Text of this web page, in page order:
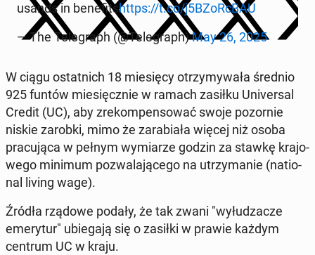
usands in be­ne­fitshttps://t.co/j5BZoRc­BAU
— The Te­le­graph (@Te­le­graph)May 26, 2025
W ciągu ostat­nich 18 mie­się­cy otrzy­my­wa­ła średnio
925 funtów mie­sięcz­nie w ramach zasiłku Uni­ver­sal
Credit (UC), aby zre­kom­pen­so­wać swoje po­zor­nie
niskie zarobki, mimo że za­ra­bia­ła więcej niż osoba
pra­cu­ją­ca w pełnym wy­mia­rze godzin za stawkę kra­jo­
we­go minimum po­zwa­la­ją­ce­go na utrzy­ma­nie (na­tio­
nal living wage).
Źródła rządowe podały, że tak zwani "wy­łu­dza­cze
eme­ry­tur" ubie­ga­ją się o zasiłki w prawie każdym
centrum UC w kraju.